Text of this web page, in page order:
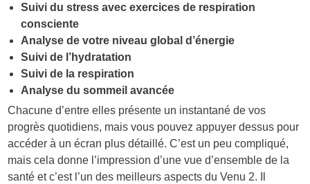
Suivi du stress avec exercices de respiration
consciente
Analyse de votre niveau global d’énergie
Suivi de l’hydratation
Suivi de la respiration
Analyse du sommeil avancée
Chacune d’entre elles présente un instantané de vos
progrès quotidiens, mais vous pouvez appuyer dessus pour
accéder à un écran plus détaillé. C’est un peu compliqué,
mais cela donne l’impression d’une vue d’ensemble de la
santé et c’est l’un des meilleurs aspects du Venu 2. Il